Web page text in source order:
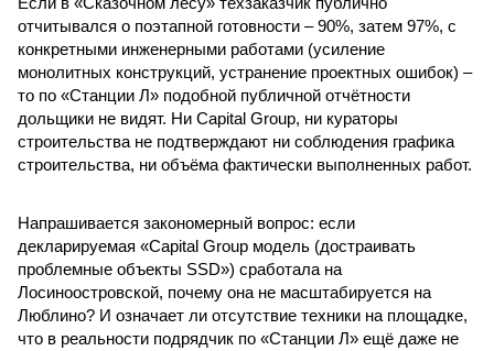
отчитывался о поэтапной готовности – 90%, затем 97%, с
конкретными инженерными работами (усиление
монолитных конструкций, устранение проектных ошибок) –
то по «Станции Л» подобной публичной отчётности
дольщики не видят. Ни Capital Group, ни кураторы
строительства не подтверждают ни соблюдения графика
строительства, ни объёма фактически выполненных работ.
Напрашивается закономерный вопрос: если
декларируемая «Capital Group модель (достраивать
проблемные объекты SSD») сработала на
Лосиноостровской, почему она не масштабируется на
Люблино? И означает ли отсутствие техники на площадке,
что в реальности подрядчик по «Станции Л» ещё даже не